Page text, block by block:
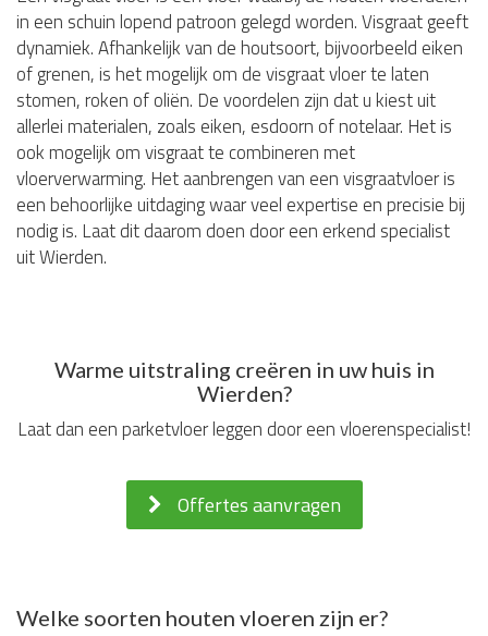
in een schuin lopend patroon gelegd worden. Visgraat geeft
dynamiek. Afhankelijk van de houtsoort, bijvoorbeeld eiken
of grenen, is het mogelijk om de visgraat vloer te laten
stomen, roken of oliën. De voordelen zijn dat u kiest uit
allerlei materialen, zoals eiken, esdoorn of notelaar. Het is
ook mogelijk om visgraat te combineren met
vloerverwarming. Het aanbrengen van een visgraatvloer is
een behoorlijke uitdaging waar veel expertise en precisie bij
nodig is. Laat dit daarom doen door een erkend specialist
uit Wierden.
Warme uitstraling creëren in uw huis in
Wierden?
Laat dan een parketvloer leggen door een vloerenspecialist!
Offertes aanvragen
Welke soorten houten vloeren zijn er?